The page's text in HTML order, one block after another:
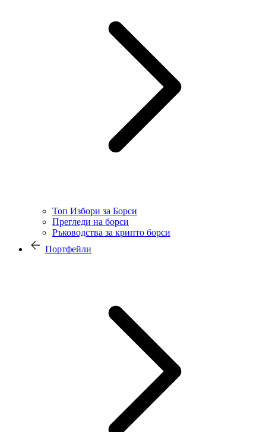
Топ Избори за Борси
Прегледи на борси
Ръководства за крипто борси
Портфейли